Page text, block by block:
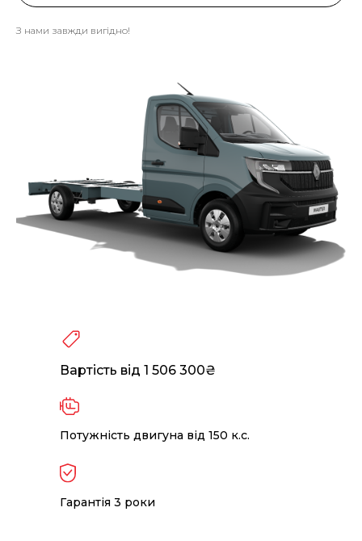
З нами завжди вигідно!
Вартість від 1 506 300₴
Потужність двигуна від 150 к.с.
Гарантія 3 роки